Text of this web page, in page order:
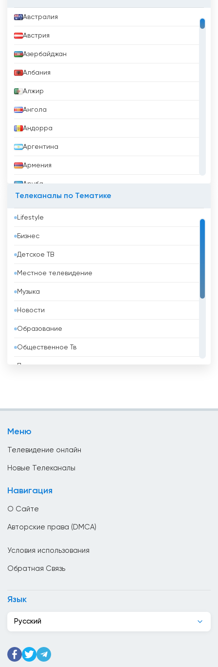
Австралия
Австрия
Азербайджан
Албания
Алжир
Ангола
Андорра
Аргентина
Армения
Аруба
Бангладеш
Барбадос
Бахрейн
Беларусь
Белиз
Бельгия
Бенин
Болгария
Гаити
Гана
Гонк Конг
Телеканалы по Тематике
Lifestyle
Бизнес
Детское ТВ
Местное телевидение
Музыка
Новости
Образование
Общественное Тв
Политические
Меню
Телевидение онлайн
Новые Телеканалы
Навигация
О Сайте
Авторские права (DMCA)
Условия использования
Обратная Связь
Язык
Русский